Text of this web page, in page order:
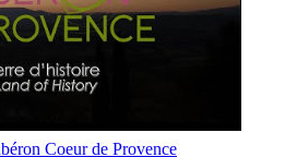
Coeur de Provence